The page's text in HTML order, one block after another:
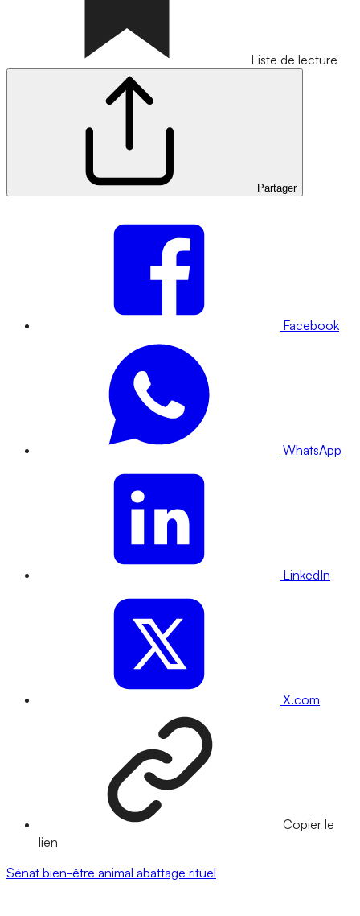
Liste de lecture
Partager
Facebook
WhatsApp
LinkedIn
X.com
Copier le
lien
Sénat bien-être animal abattage rituel